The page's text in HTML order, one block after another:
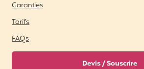
Garanties
Tarifs
FAQs
Devis / Souscrire